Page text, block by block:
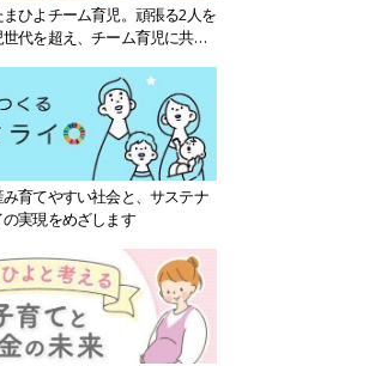
ひよチーム育児。頑張る2人を
代を超え、チーム育児に共感
育てやすい社会と、サステナ
実現をめざします